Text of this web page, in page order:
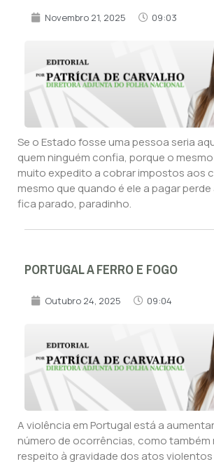
Novembro 21, 2025 09:03
Se o Estado fosse uma pessoa seria
quem ninguém confia, porque o
muito expedito a cobrar impostos aos
mesmo que quando é ele a pagar
fica parado, paradinho.
PORTUGAL A FERRO E FOGO
Outubro 24, 2025 09:04
A violência em Portugal está a
número de ocorrências, como também
respeito à gravidade dos atos